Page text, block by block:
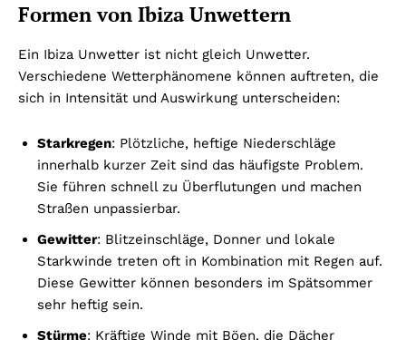
Formen von Ibiza Unwettern
Ein Ibiza Unwetter ist nicht gleich Unwetter.
Verschiedene Wetterphänomene können auftreten, die
sich in Intensität und Auswirkung unterscheiden:
Starkregen: Plötzliche, heftige Niederschläge
innerhalb kurzer Zeit sind das häufigste Problem.
Sie führen schnell zu Überflutungen und machen
Straßen unpassierbar.
Gewitter: Blitzeinschläge, Donner und lokale
Starkwinde treten oft in Kombination mit Regen auf.
Diese Gewitter können besonders im Spätsommer
sehr heftig sein.
Stürme: Kräftige Winde mit Böen, die Dächer